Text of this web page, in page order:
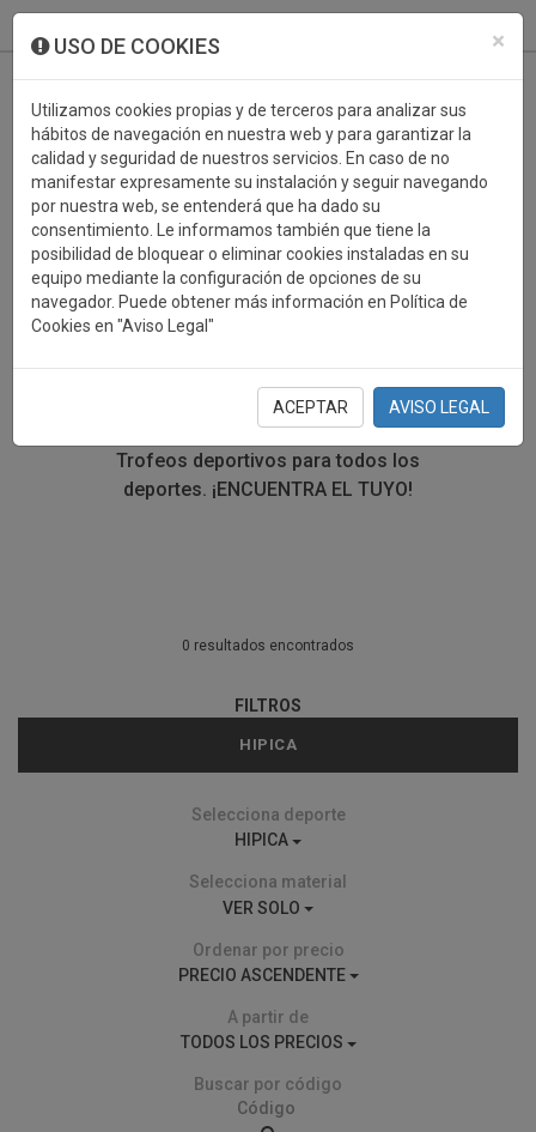
×
USO DE COOKIES
Utilizamos cookies propias y de terceros para analizar sus
hábitos de navegación en nuestra web y para garantizar la
calidad y seguridad de nuestros servicios. En caso de no
manifestar expresamente su instalación y seguir navegando
por nuestra web, se entenderá que ha dado su
consentimiento. Le informamos también que tiene la
posibilidad de bloquear o eliminar cookies instaladas en su
equipo mediante la configuración de opciones de su
navegador. Puede obtener más información en Política de
Cookies en "Aviso Legal"
ACEPTAR AVISO LEGAL
TROFEOS DEPORTIVOS
HIPICA
En esta sección encontrarás una gran variedad de
trofeos deportivos. Define tu búsqueda mediante los
filtros por deporte, material y precio del trofeo.
Trofeos deportivos para todos los
deportes. ¡ENCUENTRA EL TUYO!
0 resultados encontrados
FILTROS
HIPICA
Selecciona deporte
HIPICA
Selecciona material
VER SOLO
Ordenar por precio
PRECIO ASCENDENTE
A partir de
TODOS LOS PRECIOS
Buscar por código